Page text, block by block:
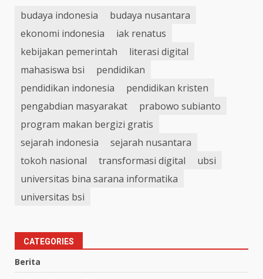
budaya indonesia
budaya nusantara
ekonomi indonesia
iak renatus
kebijakan pemerintah
literasi digital
mahasiswa bsi
pendidikan
pendidikan indonesia
pendidikan kristen
pengabdian masyarakat
prabowo subianto
program makan bergizi gratis
sejarah indonesia
sejarah nusantara
tokoh nasional
transformasi digital
ubsi
universitas bina sarana informatika
universitas bsi
CATEGORIES
Berita